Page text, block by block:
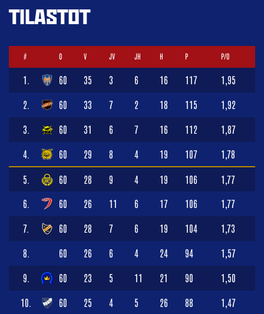
TILASTOT
# O V JV JH H P P/O
1. 60 35 3 6 16 117 1,95
2. 60 33 7 2 18 115 1,92
3. 60 31 6 7 16 112 1,87
4. 60 29 8 4 19 107 1,78
5. 60 28 9 4 19 106 1,77
6. 60 26 11 6 17 106 1,77
7. 60 28 7 6 19 104 1,73
8. 60 26 6 4 24 94 1,57
9. 60 23 5 11 21 90 1,50
10. 60 25 4 5 26 88 1,47